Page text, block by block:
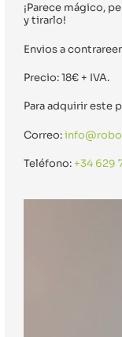
¡Parece mágico,
y tirarlo!
Envios a
Precio: 18€ + IVA.
Para adquirir este
Correo:
Teléfono: +34 629